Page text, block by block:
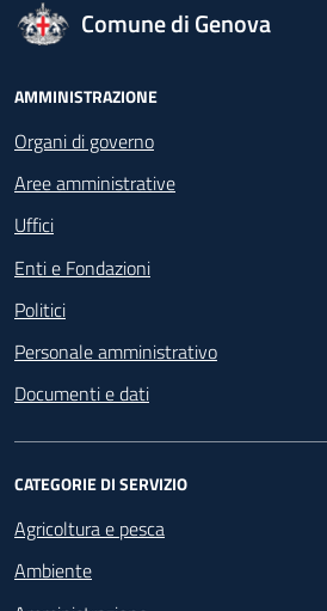
logo Unione Europea
Comune di Genova
Footer - Navigazione
AMMINISTRAZIONE
Organi di governo
Aree amministrative
Uffici
Enti e Fondazioni
Politici
Personale amministrativo
Documenti e dati
CATEGORIE DI SERVIZIO
Agricoltura e pesca
Ambiente